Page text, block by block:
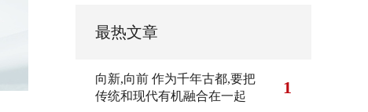
最热文章
向新,向前 作为千年古都,要把
传统和现代有机融合在一起
1